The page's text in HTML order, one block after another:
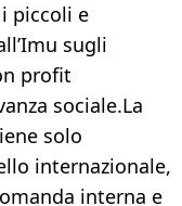
piccoli e
sugli
profit
sociale.La
solo
internazionale,
interna e